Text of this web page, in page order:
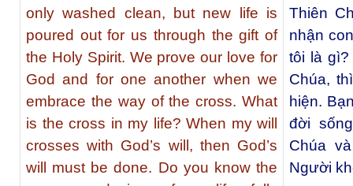
only washed clean, but new life is
poured out for us through the gift of
the Holy Spirit. We prove our love for
God and for one another when we
embrace the way of the cross. What
is the cross in my life? When my will
crosses with God’s will, then God’s
will must be done. Do you know the
Thiên
nhận
tôi là
Chúa,
hiện.
đời
Chúa
Người